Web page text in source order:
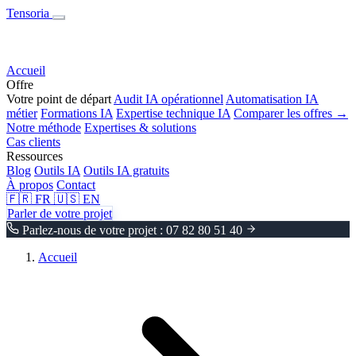
Tensoria
Accueil
Offre
Votre point de départ Audit IA opérationnel Automatisation IA
métier Formations IA Expertise technique IA Comparer les offres →
Notre méthode Expertises & solutions
Cas clients
Ressources
Blog Outils IA Outils IA gratuits
À propos Contact
🇫🇷 FR 🇺🇸 EN
Parler de votre projet
Parlez-nous de votre projet : 07 82 80 51 40
Accueil